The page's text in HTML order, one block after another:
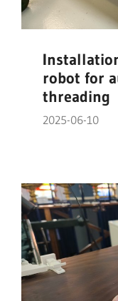
robot for
threading
2025-06-10